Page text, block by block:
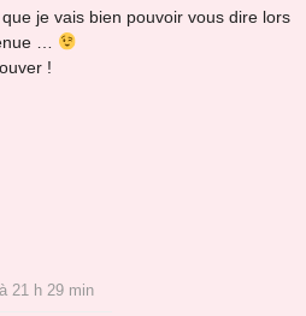
je vais bien pouvoir vous dire lors
…
!
21 h 29 min